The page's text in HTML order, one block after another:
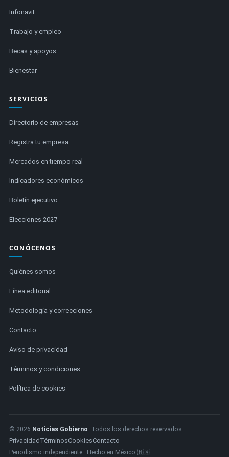
Infonavit
Trabajo y empleo
Becas y apoyos
Bienestar
SERVICIOS
Directorio de empresas
Registra tu empresa
Mercados en tiempo real
Indicadores económicos
Boletín ejecutivo
Elecciones 2027
CONÓCENOS
Quiénes somos
Línea editorial
Metodología y correcciones
Contacto
Aviso de privacidad
Términos y condiciones
Política de cookies
© 2026 Noticias Gobierno. Todos los derechos reservados.
Privacidad TérminosCookiesContacto
Periodismo independiente · Hecho en México 🇲🇽